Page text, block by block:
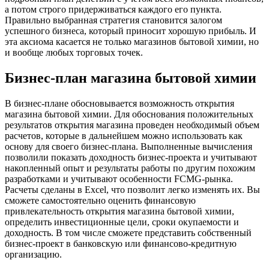
а потом строго придерживаться каждого его пункта.
Правильно выбранная стратегия становится залогом
успешного бизнеса, который приносит хорошую прибыль. И
эта аксиома касается не только магазинов бытовой химии, но
и вообще любых торговых точек.
Бизнес-план магазина бытовой химии
В бизнес-плане обосновывается возможность открытия
магазина бытовой химии. Для обоснования положительных
результатов открытия магазина проведен необходимый объем
расчетов, которые в дальнейшем можно использовать как
основу для своего бизнес-плана. Выполненные вычисления
позволили показать доходность бизнес-проекта и учитывают
накопленный опыт и результаты работы по другим похожим
разработками и учитывают особенности FCMG-рынка.
Расчеты сделаны в Excel, что позволит легко изменять их. Вы
сможете самостоятельно оценить финансовую
привлекательность открытия магазина бытовой химии,
определить инвестиционные цели, сроки окупаемости и
доходность. В том числе сможете представить собственный
бизнес-проект в банковскую или финансово-кредитную
организацию.